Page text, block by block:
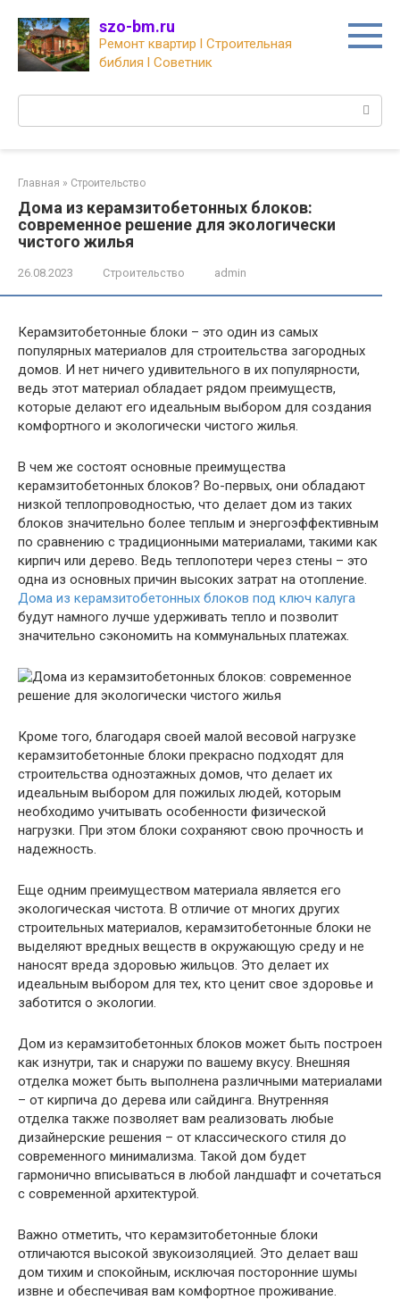
контенту
szo-bm.ru
Ремонт квартир l Строительная
библия l Советник
Главная » Строительство
Дома из керамзитобетонных блоков:
современное решение для экологически
чистого жилья
26.08.2023 Строительство admin
Керамзитобетонные блоки – это один из самых
популярных материалов для строительства загородных
домов. И нет ничего удивительного в их популярности,
ведь этот материал обладает рядом преимуществ,
которые делают его идеальным выбором для создания
комфортного и экологически чистого жилья.
В чем же состоят основные преимущества
керамзитобетонных блоков? Во-первых, они обладают
низкой теплопроводностью, что делает дом из таких
блоков значительно более теплым и энергоэффективным
по сравнению с традиционными материалами, такими как
кирпич или дерево. Ведь теплопотери через стены – это
одна из основных причин высоких затрат на отопление.
Дома из керамзитобетонных блоков под ключ калуга
будут намного лучше удерживать тепло и позволит
значительно сэкономить на коммунальных платежах.
Кроме того, благодаря своей малой весовой нагрузке
керамзитобетонные блоки прекрасно подходят для
строительства одноэтажных домов, что делает их
идеальным выбором для пожилых людей, которым
необходимо учитывать особенности физической
нагрузки. При этом блоки сохраняют свою прочность и
надежность.
Еще одним преимуществом материала является его
экологическая чистота. В отличие от многих других
строительных материалов, керамзитобетонные блоки не
выделяют вредных веществ в окружающую среду и не
наносят вреда здоровью жильцов. Это делает их
идеальным выбором для тех, кто ценит свое здоровье и
заботится о экологии.
Дом из керамзитобетонных блоков может быть построен
как изнутри, так и снаружи по вашему вкусу. Внешняя
отделка может быть выполнена различными материалами
– от кирпича до дерева или сайдинга. Внутренняя
отделка также позволяет вам реализовать любые
дизайнерские решения – от классического стиля до
современного минимализма. Такой дом будет
гармонично вписываться в любой ландшафт и сочетаться
с современной архитектурой.
Важно отметить, что керамзитобетонные блоки
отличаются высокой звукоизоляцией. Это делает ваш
дом тихим и спокойным, исключая посторонние шумы
извне и обеспечивая вам комфортное проживание.